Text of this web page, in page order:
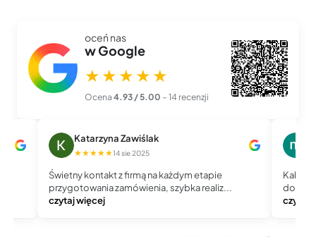
oceń nas
w Google
★★★★★
Ocena 4.93 / 5.00 – 14 recenzji
Katarzyna Zawiślak
★★★★★14 sie 2025
Świetny kontakt z firmą na każdym etapie
przygotowania zamówienia, szybka realiz...
czytaj więcej
czytaj